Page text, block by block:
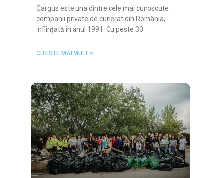
Cargus este una dintre cele mai cunoscute
companii private de curierat din România,
înființată în anul 1991. Cu peste 30
CITESTE MAI MULT >